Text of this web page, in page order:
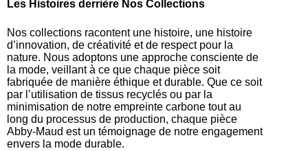
Les Histoires derrière Nos Collections
Nos collections racontent une histoire, une histoire
d’innovation, de créativité et de respect pour la
nature. Nous adoptons une approche consciente de
la mode, veillant à ce que chaque pièce soit
fabriquée de manière éthique et durable. Que ce soit
par l’utilisation de tissus recyclés ou par la
minimisation de notre empreinte carbone tout au
long du processus de production, chaque pièce
Abby-Maud est un témoignage de notre engagement
envers la mode durable.